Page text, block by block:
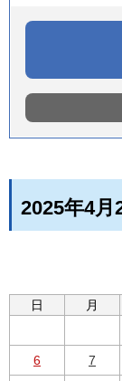
2025年4
日 月
6 7